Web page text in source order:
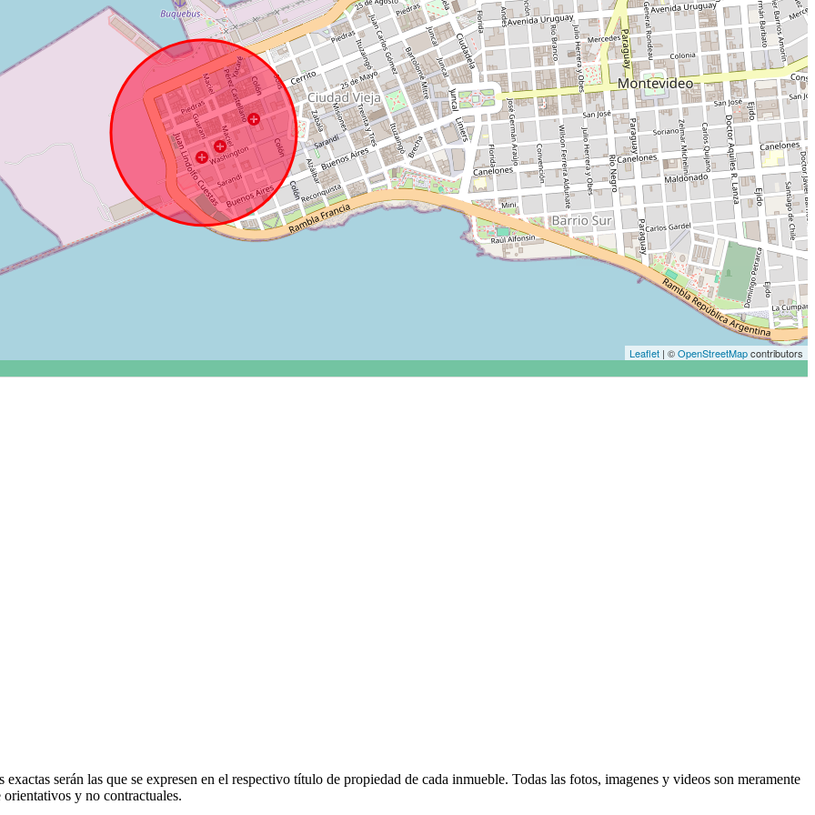
Leaflet | ©OpenStreetMapcontributors
serán las que se expresen en el respectivo título de propiedad de cada inmueble. Todas las fotos, imagenes y videos son meramente
y no contractuales.